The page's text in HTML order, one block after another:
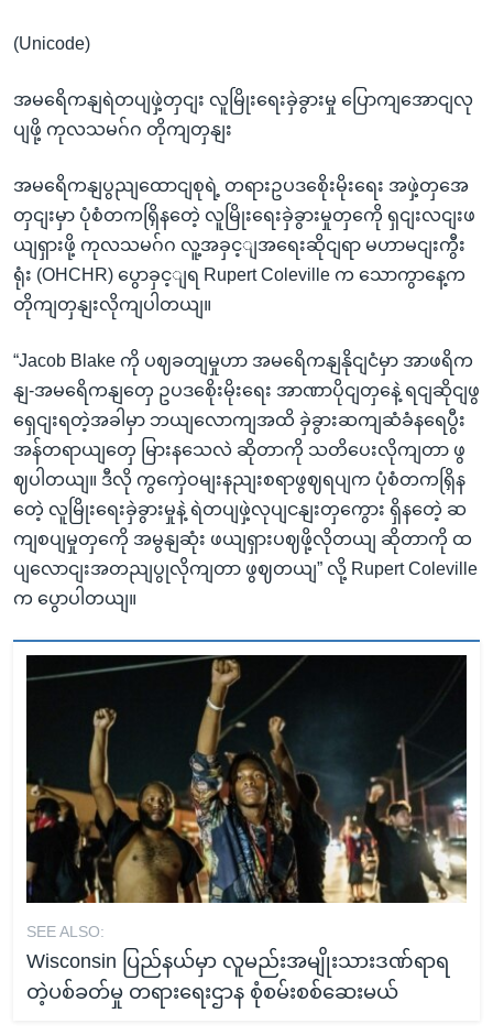
(Unicode)
အမရေိကနျရဲတပျဖှဲ့တှငျး လူမြိုးရေးခှဲခွားမှု ပြောကျအောငျလု
ပျဖို့ ကုလသမဂ်ဂ တိုကျတှနျး
အမရေိကနျပွညျထောငျစုရဲ့ တရားဥပဒစေိုးမိုးရေး အဖှဲ့တှအေ
တှငျးမှာ ပုံစံတကရြှိနတေဲ့ လူမြိုးရေးခှဲခွားမှုတှကေို ရှငျးလငျးဖ
ယျရှားဖို့ ကုလသမဂ်ဂ လူ့အခှင့ျအရေးဆိုငျရာ မဟာမငျးကွီး
ရုံး (OHCHR) ပွောခှင့ျရ Rupert Coleville က သောကွာနေ့က
တိုကျတှနျးလိုကျပါတယျ။
“Jacob Blake ကို ပဈခတျမှုဟာ အမရေိကနျနိုငျငံမှာ အာဖရိက
နျ-အမရေိကနျတှေ ဥပဒစေိုးမိုးရေး အာဏာပိုငျတှနေဲ့ ရငျဆိုငျဖွ
ရှေငျးရတဲ့အခါမှာ ဘယျလောကျအထိ ခှဲခွားဆကျဆံခံနရေပွီး
အန်တရာယျတှေ မြားနသေလဲ ဆိုတာကို သတိပေးလိုကျတာ ဖွ
ဈပါတယျ။ ဒီလို ကွကှေဲဝမျးနညျးစရာဖွဈရပျက ပုံစံတကရြှိန
တေဲ့ လူမြိုးရေးခှဲခွားမှုနဲ့ ရဲတပျဖှဲ့လုပျငနျးတှကွေား ရှိနတေဲ့ ဆ
ကျစပျမှုတှကေို အမွနျဆုံး ဖယျရှားပဈဖို့လိုတယျ ဆိုတာကို ထ
ပျလောငျးအတညျပွုလိုကျတာ ဖွဈတယျ” လို့ Rupert Coleville
က ပွောပါတယျ။
SEE ALSO:
Wisconsin ပြည်နယ်မှာ လူမည်းအမျိုးသားဒဏ်ရာရ
တဲ့ပစ်ခတ်မှု တရားရေးဌာန စုံစမ်းစစ်ဆေးမယ်